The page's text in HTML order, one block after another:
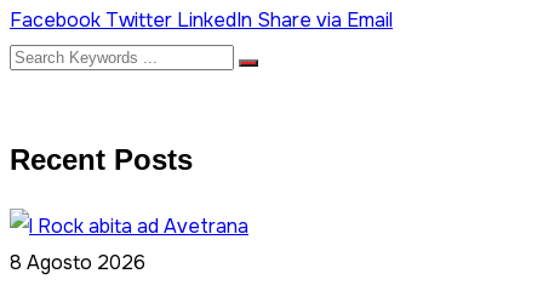
Facebook Twitter LinkedIn Share via Email
Recent Posts
8 Agosto 2026